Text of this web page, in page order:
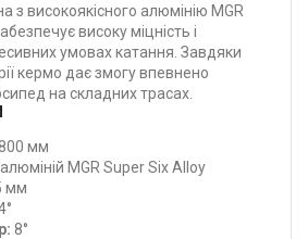
з високоякісного алюмінію MGR
високу міцність і
умовах катання. Завдяки
кермо дає змогу впевнено
на складних трасах.
мм
алюміній MGR Super Six Alloy
мм
8°